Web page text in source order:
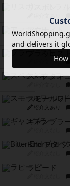
リスボン・
アマナイト
紹介文なし
紹介文なし
スペクタキ
スモールワ
紹介文あり
ギャンブラー
Bitter End
ラピード